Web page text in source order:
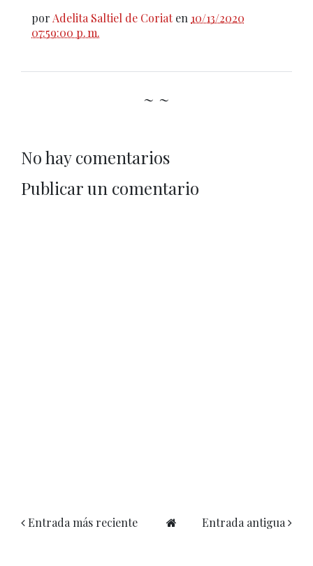
por Adelita Saltiel de Coriat en 10/13/2020
07:59:00 p. m.
~ ~
No hay comentarios
Publicar un comentario
Entrada más reciente Entrada antigua